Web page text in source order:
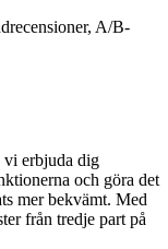
A/B-
vi erbjuda dig
och göra det
mer bekvämt. Med
från tredje part på